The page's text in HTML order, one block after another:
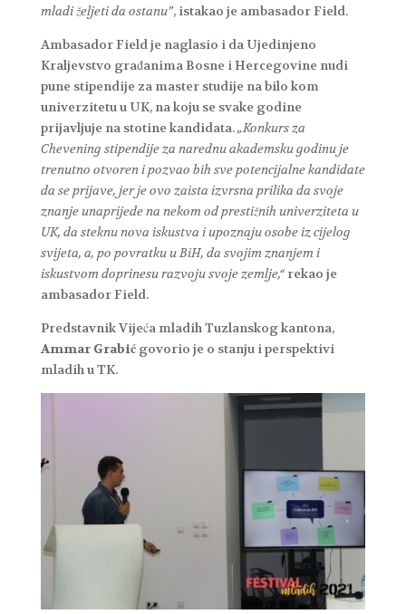
mladi željeti da ostanu”, istakao je ambasador Field.
Ambasador Field je naglasio i da Ujedinjeno
Kraljevstvo građanima Bosne i Hercegovine nudi
pune stipendije za master studije na bilo kom
univerzitetu u UK, na koju se svake godine
prijavljuje na stotine kandidata.„Konkurs za
Chevening stipendije za narednu akademsku godinu je
trenutno otvoren i pozvao bih sve potencijalne kandidate
da se prijave, jer je ovo zaista izvrsna prilika da svoje
znanje unaprijede na nekom od prestižnih univerziteta u
UK, da steknu nova iskustva i upoznaju osobe iz cijelog
svijeta, a, po povratku u BiH, da svojim znanjem i
iskustvom doprinesu razvoju svoje zemlje,“rekao je
ambasador Field.
Predstavnik Vijeća mladih Tuzlanskog kantona,
Ammar Grabićgovorio je o stanju i perspektivi
mladih u TK.